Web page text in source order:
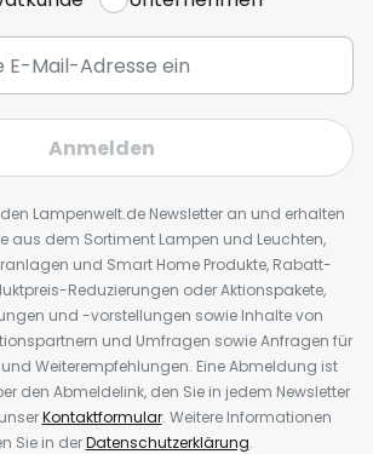
Anmelden
Lampenwelt.de Newsletter an und erhalten
aus dem Sortiment Lampen und Leuchten,
und Smart Home Produkte, Rabatt-
Reduzierungen oder Aktionspakete,
und -vorstellungen sowie Inhalte von
und Umfragen sowie Anfragen für
Weiterempfehlungen. Eine Abmeldung ist
den Abmeldelink, den Sie in jedem Newsletter
Kontaktformular. Weitere Informationen
Sie in derDatenschutzerklärung.